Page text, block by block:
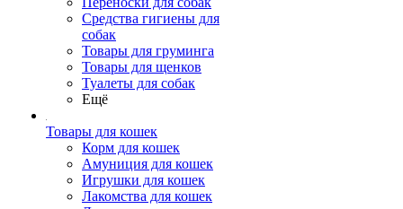
Средства гигиены для
собак
Товары для груминга
Товары для щенков
Туалеты для собак
Ещё
Товары для кошек
Корм для кошек
Амуниция для кошек
Игрушки для кошек
Лакомства для кошек